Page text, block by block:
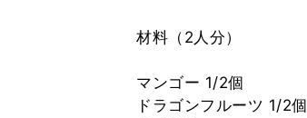
材料（2人分）
マンゴー 1/2個
ドラゴンフルーツ 1/2個